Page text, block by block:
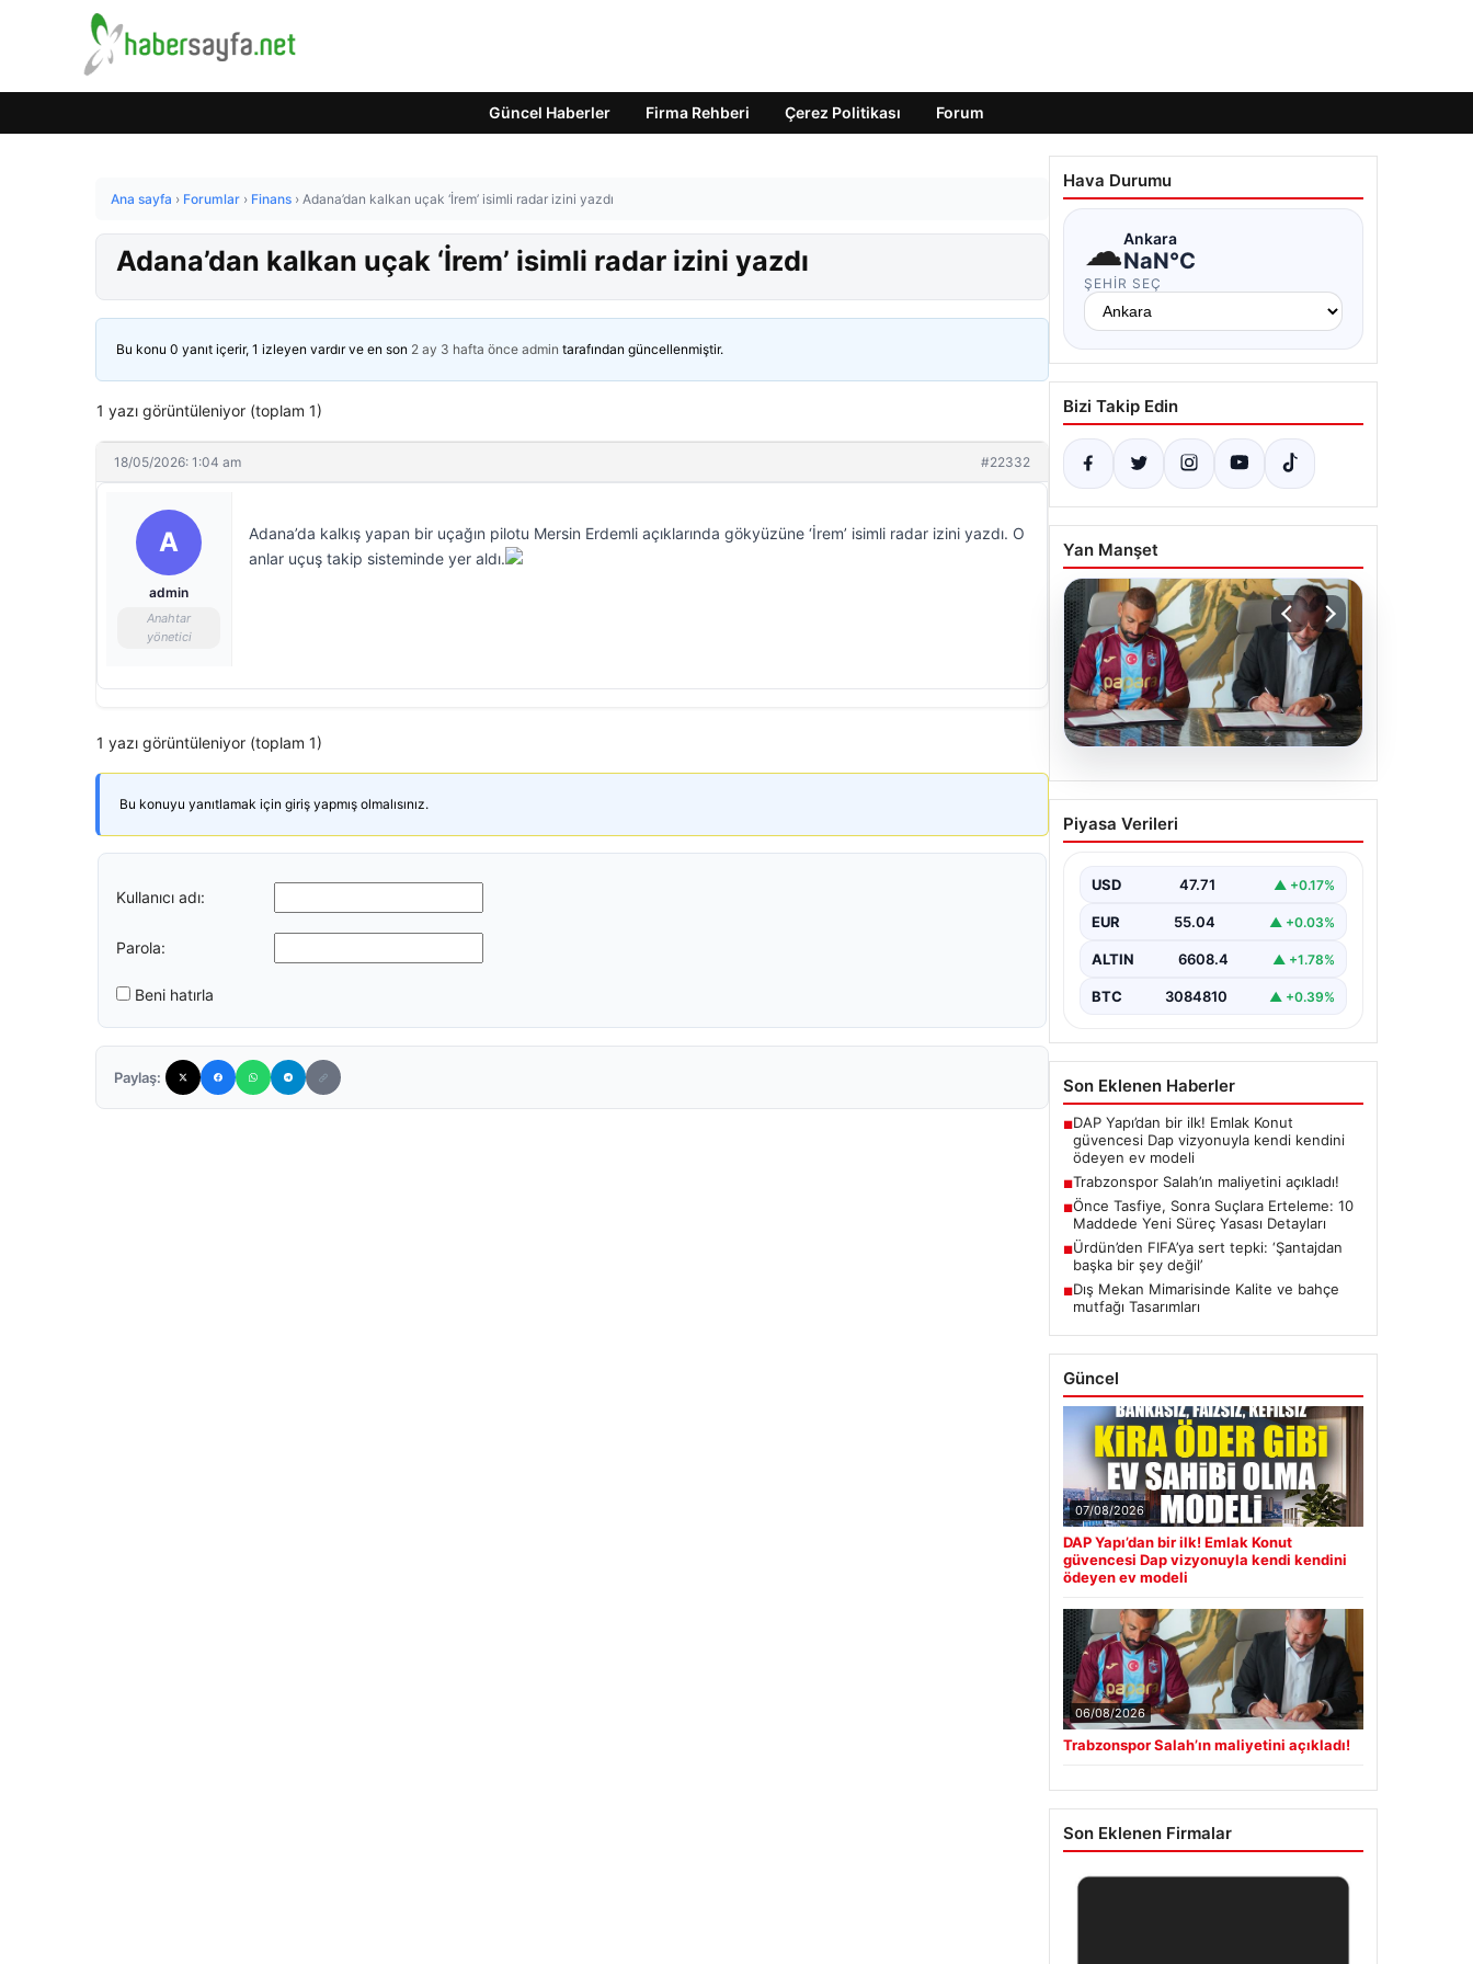
Güncel Haberler Firma Rehberi Çerez Politikası Forum
Ana sayfa › Forumlar › Finans › Adana’dan kalkan uçak ‘İrem’ isimli radar izini yazdı
Adana’dan kalkan uçak ‘İrem’ isimli radar izini yazdı
Bu konu 0 yanıt içerir, 1 izleyen vardır ve en son 2 ay 3 hafta önce admin tarafından güncellenmiştir.
1 yazı görüntüleniyor (toplam 1)
18/05/2026: 1:04 am #22332
A
admin
Anahtar
yönetici
Adana’da kalkış yapan bir uçağın pilotu Mersin Erdemli açıklarında gökyüzüne ‘İrem’ isimli radar izini yazdı. O
anlar uçuş takip sisteminde yer aldı.
1 yazı görüntüleniyor (toplam 1)
Bu konuyu yanıtlamak için giriş yapmış olmalısınız.
Kullanıcı adı:
Parola:
Beni hatırla
Paylaş:
Hava Durumu
☁Ankara
NaN°C
ŞEHIR SEÇ
Bizi Takip Edin
Yan Manşet
06.08.2026
Trabzonspor Salah’ın
maliyetini açıkladı!
Piyasa Verileri
USD 47.71 ▲ +0.17%
EUR 55.04 ▲ +0.03%
ALTIN 6608.4 ▲ +1.78%
BTC 3084810 ▲ +0.39%
Son Eklenen Haberler
■DAP Yapı’dan bir ilk! Emlak Konut
güvencesi Dap vizyonuyla kendi kendini
ödeyen ev modeli
■Trabzonspor Salah’ın maliyetini açıkladı!
■Önce Tasfiye, Sonra Suçlara Erteleme: 10
Maddede Yeni Süreç Yasası Detayları
■Ürdün’den FIFA’ya sert tepki: ‘Şantajdan
başka bir şey değil’
■Dış Mekan Mimarisinde Kalite ve bahçe
mutfağı Tasarımları
Güncel
07/08/2026
DAP Yapı’dan bir ilk! Emlak Konut
güvencesi Dap vizyonuyla kendi kendini
ödeyen ev modeli
06/08/2026
Trabzonspor Salah’ın maliyetini açıkladı!
Son Eklenen Firmalar